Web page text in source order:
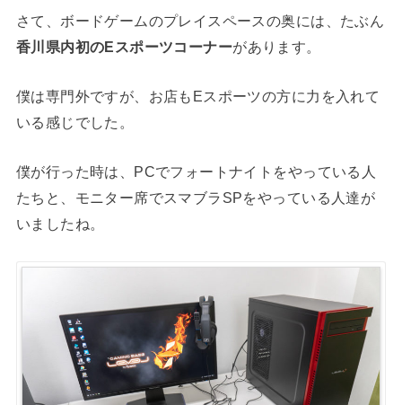
さて、ボードゲームのプレイスペースの奥には、たぶん
香川県内初のEスポーツコーナーがあります。
僕は専門外ですが、お店もEスポーツの方に力を入れて
いる感じでした。
僕が行った時は、PCでフォートナイトをやっている人
たちと、モニター席でスマブラSPをやっている人達が
いましたね。